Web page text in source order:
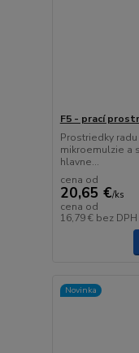
F5 - prací
Prostriedky
mikroemulzie a
hlavne...
cena od
20,65 €/ks
cena od
16,79 € bez DPH
Novinka